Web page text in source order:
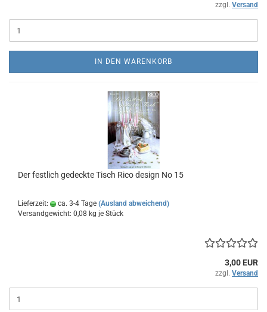
zzgl. Versand
IN DEN WARENKORB
Der festlich gedeckte Tisch Rico design No 15
Lieferzeit: ca. 3-4 Tage (Ausland abweichend)
Versandgewicht: 0,08 kg je Stück
3,00 EUR
zzgl. Versand